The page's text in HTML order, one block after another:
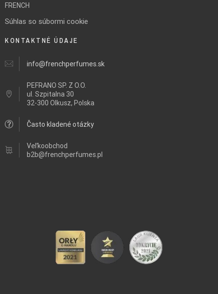
FRENCH
Súhlas so súbormi cookie
KONTAKTNÉ ÚDAJE
info@frenchperfumes.sk
PEFRANO SP. Z O.O.
ul. Szpitalna 30
32-300 Olkusz, Polska
Často kladené otázky
Veľkoobchod
b2b@frenchperfumes.pl